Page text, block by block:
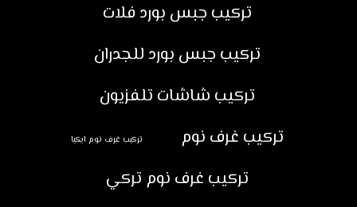
تركيب جبس بورد فلات
تركيب جبس بورد للجدران
تركيب شاشات تلفزيون
تركيب غرف نوم
تركيب غرف نوم ايكيا
تركيب غرف نوم تركي